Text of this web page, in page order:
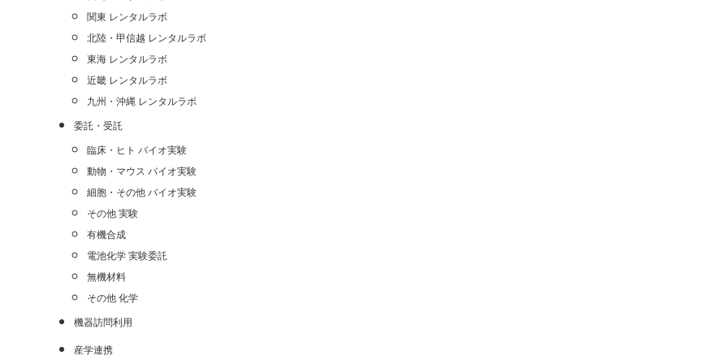
関東 レンタルラボ
北陸・甲信越 レンタルラボ
東海 レンタルラボ
近畿 レンタルラボ
九州・沖縄 レンタルラボ
委託・受託
臨床・ヒト バイオ実験
動物・マウス バイオ実験
細胞・その他 バイオ実験
その他 実験
有機合成
電池化学 実験委託
無機材料
その他 化学
機器訪問利用
産学連携